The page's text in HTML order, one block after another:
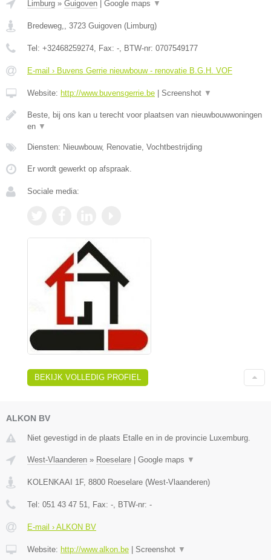
Limburg » Guigoven Google maps ▼
Bredeweg,, 3723 Guigoven (Limburg)
Tel: +32468259274, Fax: -, BTW-nr: 0707549177
E-mail › Buvens Gerrie nieuwbouw - renovatie B.G.H. VOF
Website: http://www.buvensgerrie.be Screenshot ▼
Beste, bij ons kan u terecht voor plaatsen van nieuwbouwwoningen
en ▼
Diensten: Nieuwbouw, Renovatie, Vochtbestrijding
Er wordt gewerkt op afspraak.
Sociale media:
BEKIJK VOLLEDIG PROFIEL
ALKON BV
Niet gevestigd in de plaats Etalle en in de provincie Luxemburg.
West-Vlaanderen » Roeselare Google maps ▼
KOLENKAAI 1F, 8800 Roeselare (West-Vlaanderen)
Tel: 051 43 47 51, Fax: -, BTW-nr: -
E-mail › ALKON BV
Website: http://www.alkon.be Screenshot ▼